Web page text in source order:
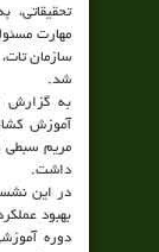
مهارت
سازمان
شد.
به گزارش
آموزش
مریم سبطی
داشت.
در این
بهبود
دوره